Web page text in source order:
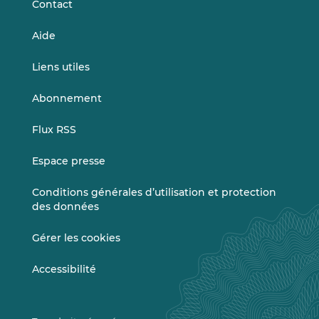
Contact
Aide
Liens utiles
Abonnement
Flux RSS
Espace presse
Conditions générales d’utilisation et protection
des données
Gérer les cookies
Accessibilité